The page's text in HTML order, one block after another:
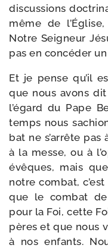
dis­cus­sions
même de
Notre Seigneur
pas en concé­der
Et je pense qu’il
que nous avons
l’égard du Pape
temps nous
bat ne s’ar­rête
à la messe, ou à
évêques, mais
notre com­bat,
que le com­bat
pour la Foi, cette
pères et que nous
à nos enfants.